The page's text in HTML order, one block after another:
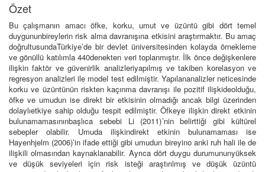
Özet
Bu çalışmanın amacı öfke, korku, umut ve üzüntü gibi dört temel
duygununbireylerin risk alma davranışına etkisini araştırmaktır. Bu amaç
doğrultusundaTürkiye’de bir devlet üniversitesinden kolayda örnekleme
ve gönüllü katılımla 440denekten veri toplanmıştır. İlk önce değişkenlere
ilişkin faktör ve güvenirlik analizleriyapılmış ve takiben korelasyon ve
regresyon analizleri ile model test edilmiştir. Yapılananalizler neticesinde
korku ve üzüntünün riskten kaçınma davranışı ile pozitif ilişkideolduğu,
öfke ve umudun ise direkt bir etkisinin olmadığı ancak bilgi üzerinden
dolaylıetkiye sahip olduğu tespit edilmiştir. Öfkeye ilişkin direkt etkinin
bulunamamasınınbaşlıca sebebi Li (2011)’nin belirttiği gibi kültürel
sebepler olabilir. Umuda ilişkindirekt etkinin bulunamaması ise
Hayenhjelm (2006)’in ifade ettiği gibi umudun bireyino anki ruh hali ile de
ilişkili olmasından kaynaklanabilir. Ayrıca dört duygu durumununyüksek
ve düşük seviyeleri için risk isteği araştırılmış ve düşük üzüntü